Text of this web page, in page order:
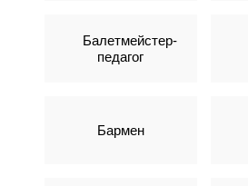
Балетмейстер-
педагог
Бармен